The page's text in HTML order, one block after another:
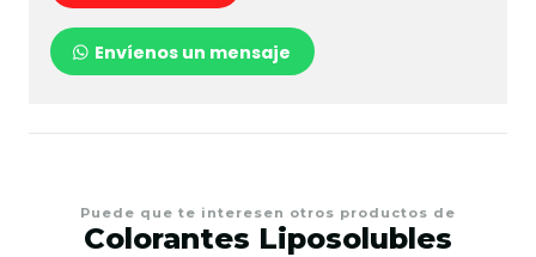
Envíenos un mensaje
Puede que te interesen otros productos de
Colorantes Liposolubles